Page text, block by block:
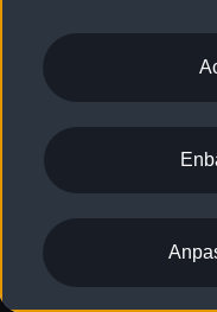
2G/3G nätet stängs
Nyhetsbrev
Vårt
Lediga tjänster
Lediga tjänster hos
Kommentar till
Anpassa inställningar
Visselblåsarkanaler